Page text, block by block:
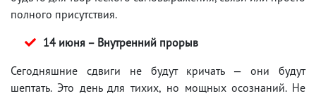
полного присутствия.
14 июня – Внутренний прорыв
Сегодняшние сдвиги не будут кричать — они будут
шептать. Это день для тихих, но мощных осознаний. Не